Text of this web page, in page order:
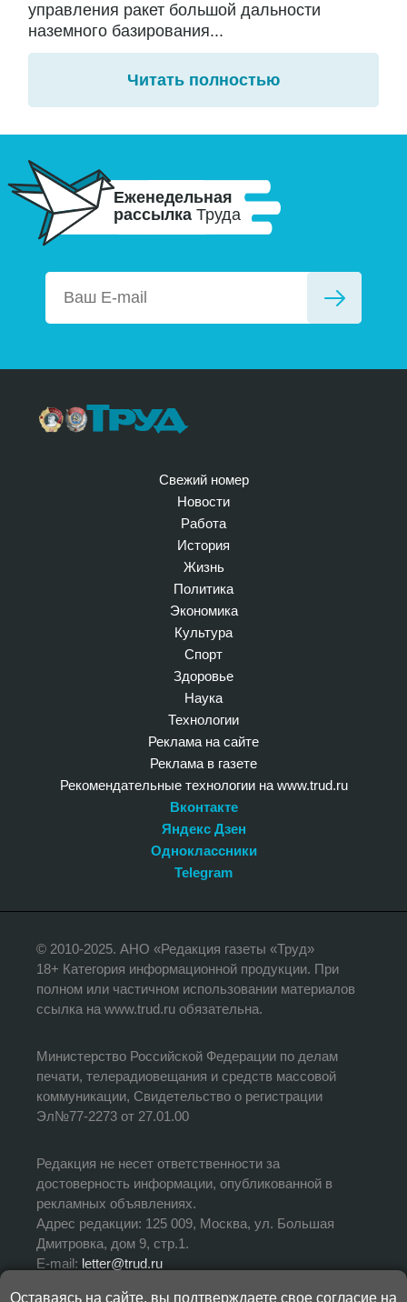
управления ракет большой дальности
наземного базирования...
Читать полностью
Еженедельная
рассылка Труда
Свежий номер
Новости
Работа
История
Жизнь
Политика
Экономика
Культура
Спорт
Здоровье
Наука
Технологии
Реклама на сайте
Реклама в газете
Рекомендательные технологии на www.trud.ru
Вконтакте
Яндекс Дзен
Одноклассники
Telegram
© 2010-2025. АНО «Редакция газеты «Труд»
18+ Категория информационной продукции. При
полном или частичном использовании материалов
ссылка на www.trud.ru обязательна.
Министерство Российской Федерации по делам
печати, телерадиовещания и средств массовой
коммуникации, Свидетельство о регистрации
Эл№77-2273 от 27.01.00
Редакция не несет ответственности за
достоверность информации, опубликованной в
рекламных объявлениях.
Адрес редакции: 125 009, Москва, ул. Большая
Дмитровка, дом 9, стр.1.
E-mail: letter@trud.ru
Оставаясь на сайте, вы подтверждаете свое согласие на